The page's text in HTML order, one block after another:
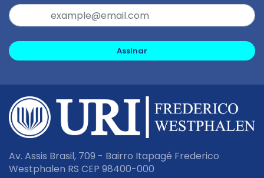
Assinar
Av. Assis Brasil, 709 - Bairro Itapagé Frederico
Westphalen RS CEP 98400-000